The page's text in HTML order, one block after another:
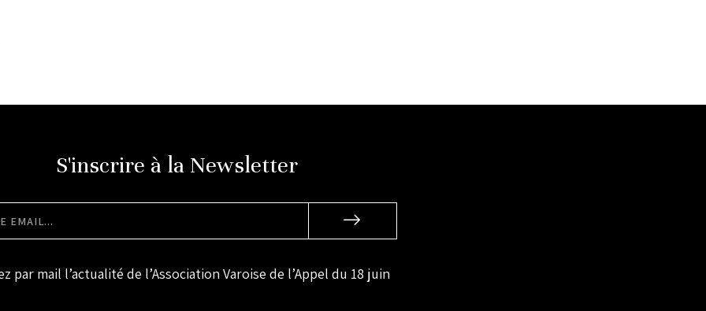
S'inscrire à la Newsletter
par mail l’actualité de l’Association Varoise de l’Appel du 18 juin